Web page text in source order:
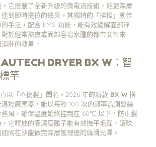
它搭載了全新升級的微電流技術，能更深層
到即時提拉的效果。其獨特的「揉捏」動作
手法，配合 EMS 功能，能有效緩解面部浮
於經常熬夜或面部容易水腫的都市女性來
腫的救星。
DRYER BX W：智
竿
以「不傷髮」聞名。2026 年的新款 BX W搭
控感應器，能以每秒 100 次的頻率監測髮絲
風，確保溫度始終控制在 60℃ 以下，防止髮
它釋放的高濃度離子能有效撫平毛躁，讓吹
同在沙龍做完深層護理般的絲滑光澤。